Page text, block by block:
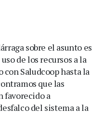
sobre el asunto es
de los recursos a la
con Saludcoop hasta la
que las
favorecido a
del sistema a la